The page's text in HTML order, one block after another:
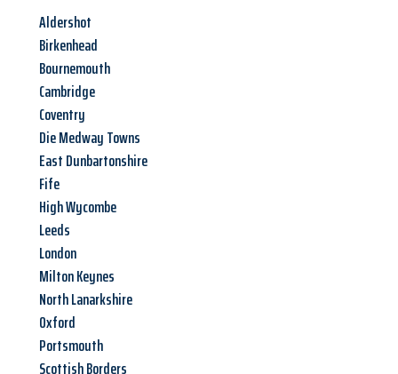
Aldershot
Birkenhead
Bournemouth
Cambridge
Coventry
Die Medway Towns
East Dunbartonshire
Fife
High Wycombe
Leeds
London
Milton Keynes
North Lanarkshire
Oxford
Portsmouth
Scottish Borders